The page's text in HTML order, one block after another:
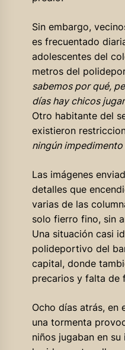
Sin embargo,
es frecuentado
adolescentes del
metros del
sabemos por qué,
días hay chicos
Otro habitante del
existieron
ningún impedimento
Las imágenes
detalles que
varias de las
solo fierro fino, sin
Una situación casi
polideportivo del
capital, donde
precarios y falta de
Ocho días atrás, en
una tormenta
niños jugaban en